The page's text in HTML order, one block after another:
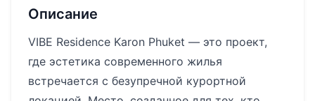
Описание
VIBE Residence Karon Phuket — это проект,
где эстетика современного жилья
встречается с безупречной курортной